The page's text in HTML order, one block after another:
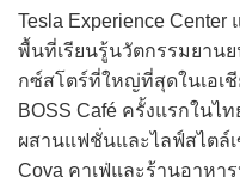
Tesla Experience
พื้นที่เรียนรู้นวัตกรรมยานย
กซ์สโตร์ที่ใหญ่ที่สุดในเอเ
BOSS Café ครั้งแรกในไ
ผสานแฟชั่นและไลฟ์สไตล์
Cova คาเฟ่และร้านอาหา